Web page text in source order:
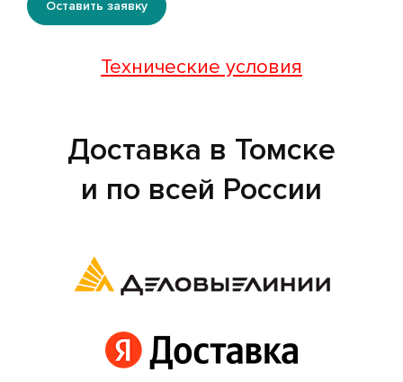
Оставить заявку
Технические условия
Доставка в Томске
и по всей России